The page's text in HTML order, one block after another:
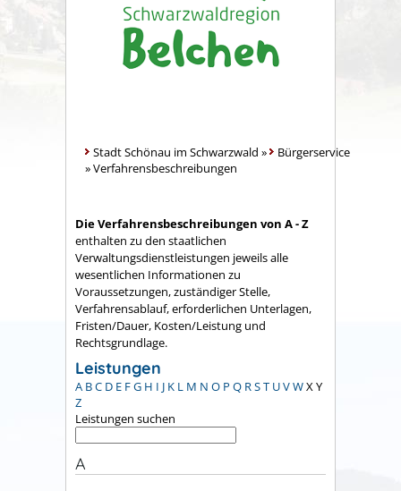
Stadt Schönau im Schwarzwald »
Bürgerservice
»Verfahrensbeschreibungen
Die Verfahrensbeschreibungen von A - Z
enthalten zu den staatlichen
Verwaltungsdienstleistungen jeweils alle
wesentlichen Informationen zu
Voraussetzungen, zuständiger Stelle,
Verfahrensablauf, erforderlichen Unterlagen,
Fristen/Dauer, Kosten/Leistung und
Rechtsgrundlage.
Leistungen
A BC D E FG H I J K L M N O P Q RST UVWXY
Z
Leistungen suchen
A